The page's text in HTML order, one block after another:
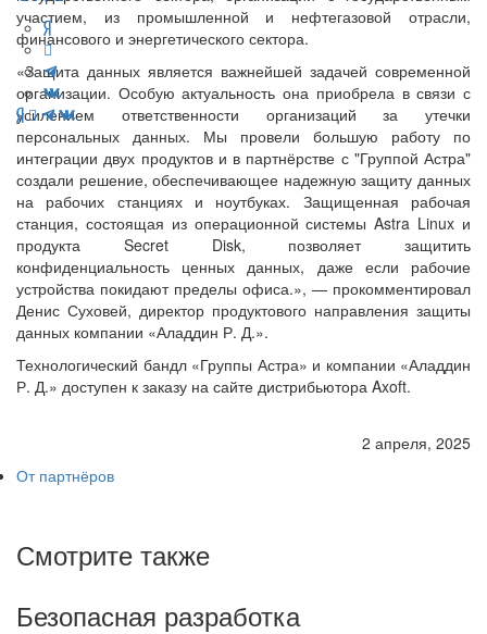
участием, из промышленной и нефтегазовой отрасли,
финансового и энергетического сектора.
«Защита данных является важнейшей задачей современной
организации. Особую актуальность она приобрела в связи с
усилением ответственности организаций за утечки
персональных данных. Мы провели большую работу по
интеграции двух продуктов и в партнёрстве с "Группой Астра"
создали решение, обеспечивающее надежную защиту данных
на рабочих станциях и ноутбуках. Защищенная рабочая
станция, состоящая из операционной системы Astra Linux и
продукта Secret Disk, позволяет защитить
конфиденциальность ценных данных, даже если рабочие
устройства покидают пределы офиса.», — прокомментировал
Денис Суховей, директор продуктового направления защиты
данных компании «Аладдин Р. Д.».
Технологический бандл «Группы Астра» и компании «Аладдин
Р. Д.» доступен к заказу на сайте дистрибьютора Axoft.
2 апреля, 2025
От партнёров
Смотрите также
Безопасная разработка